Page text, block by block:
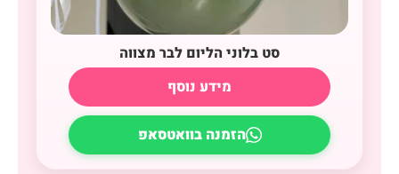
סט בלוני הליום לבר מצווה
מידע נוסף
הזמנה בוואטסאפ